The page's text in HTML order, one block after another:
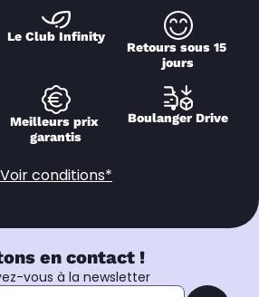
Le Club Infinity
Retours sous 15
jours
Meilleurs prix
garantis
Boulanger Drive
Voir conditions*
en contact !
vous à la newsletter